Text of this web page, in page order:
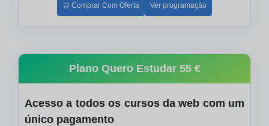
🛒 Comprar Com Oferta Ver programação
Plano Quero Estudar 55 €
Acesso a todos os cursos da web com um
único pagamento